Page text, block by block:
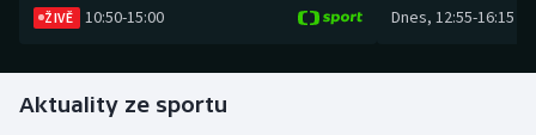
Golf
ŽIVĚ 10:50-15:00 Dnes, 12:55-16:15
Aktuality ze sportu